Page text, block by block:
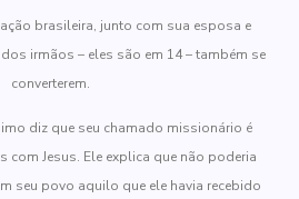
brasileira, junto com sua esposa e
irmãos – eles são em 14 – também se
converterem.
diz que seu chamado missionário é
com Jesus. Ele explica que não poderia
seu povo aquilo que ele havia recebido